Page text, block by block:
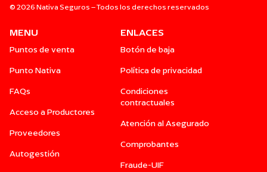
© 2026 Nativa Seguros – Todos los derechos reservados
MENU
Puntos de venta
Punto Nativa
FAQs
Acceso a Productores
Proveedores
Autogestión
ENLACES
Botón de baja
Política de privacidad
Condiciones
contractuales
Atención al Asegurado
Comprobantes
Fraude-UIF